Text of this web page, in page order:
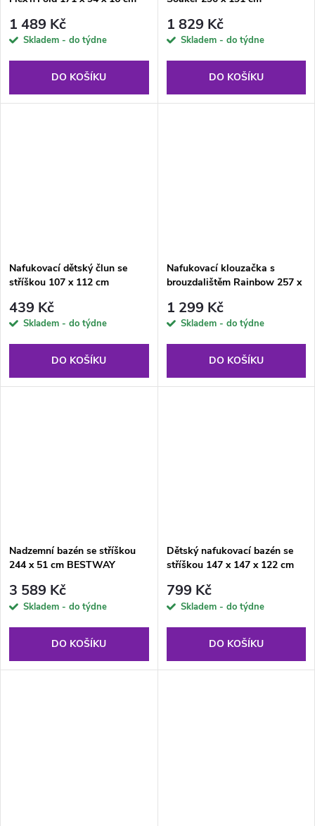
1 489 Kč
Skladem - do týdne
DO KOŠÍKU
1 829 Kč
Skladem - do týdne
DO KOŠÍKU
Nafukovací dětský člun se
stříškou 107 x 112 cm
439 Kč
Skladem - do týdne
DO KOŠÍKU
Nafukovací klouzačka s
brouzdalištěm Rainbow 257 x
1 299 Kč
Skladem - do týdne
DO KOŠÍKU
Nadzemní bazén se stříškou
244 x 51 cm BESTWAY
3 589 Kč
Skladem - do týdne
DO KOŠÍKU
Dětský nafukovací bazén se
stříškou 147 x 147 x 122 cm
799 Kč
Skladem - do týdne
DO KOŠÍKU